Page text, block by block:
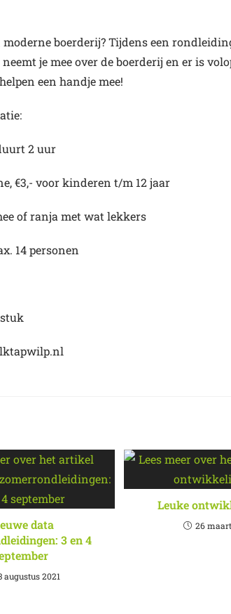
boerderij? Tijdens een
je mee over de boerderij en er is
een handje mee!
2 uur
€3,- voor kinderen t/m 12 jaar
of ranja met wat lekkers
14 personen
data
3 en 4
augustus 2021
Leuke
26